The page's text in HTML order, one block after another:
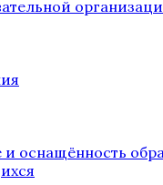
оснащённость